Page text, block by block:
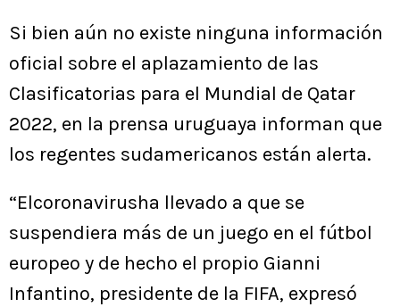
Si bien aún no existe ninguna información
oficial sobre el aplazamiento de las
Clasificatorias para el Mundial de Qatar
2022, en la prensa uruguaya informan que
los regentes sudamericanos están alerta.
“Elcoronavirusha llevado a que se
suspendiera más de un juego en el fútbol
europeo y de hecho el propio Gianni
Infantino, presidente de la FIFA, expresó